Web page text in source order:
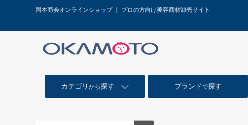
岡本商会オンラインショップ ｜ プロの方向け美容商材卸売サイト
カテゴリ から探す ブランドで探す